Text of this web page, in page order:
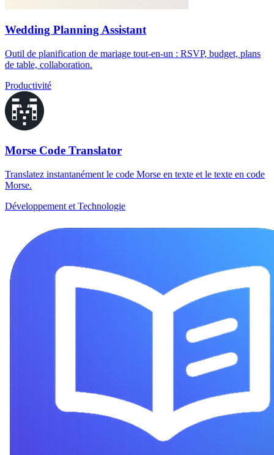
Wedding Planning Assistant
Outil de planification de mariage tout-en-un : RSVP, budget, plans
de table, collaboration.
Productivité
Morse Code Translator
Translatez instantanément le code Morse en texte et le texte en code
Morse.
Développement et Technologie